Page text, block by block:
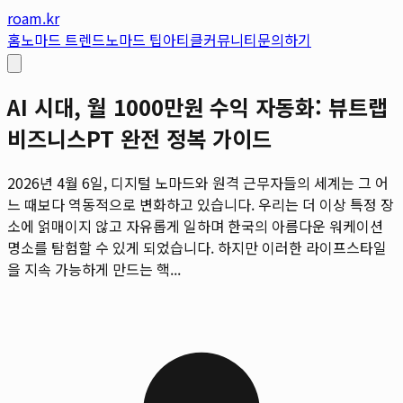
roam.kr
홈노마드 트렌드노마드 팁아티클커뮤니티문의하기
AI 시대, 월 1000만원 수익 자동화: 뷰트랩
비즈니스PT 완전 정복 가이드
2026년 4월 6일, 디지털 노마드와 원격 근무자들의 세계는 그 어
느 때보다 역동적으로 변화하고 있습니다. 우리는 더 이상 특정 장
소에 얽매이지 않고 자유롭게 일하며 한국의 아름다운 워케이션
명소를 탐험할 수 있게 되었습니다. 하지만 이러한 라이프스타일
을 지속 가능하게 만드는 핵...